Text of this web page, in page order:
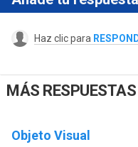
Haz clic para
MÁS
Objeto Visual